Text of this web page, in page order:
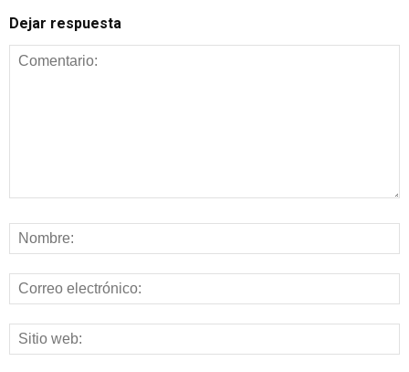
Dejar respuesta